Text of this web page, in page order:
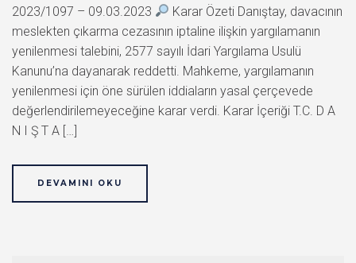
2023/1097 – 09.03.2023
Karar Özeti Danıştay, davacının
meslekten çıkarma cezasının iptaline ilişkin yargılamanın
yenilenmesi talebini, 2577 sayılı İdari Yargılama Usulü
Kanunu’na dayanarak reddetti. Mahkeme, yargılamanın
yenilenmesi için öne sürülen iddiaların yasal çerçevede
değerlendirilemeyeceğine karar verdi. Karar İçeriği T.C. D A
N I Ş T A […]
DEVAMINI OKU